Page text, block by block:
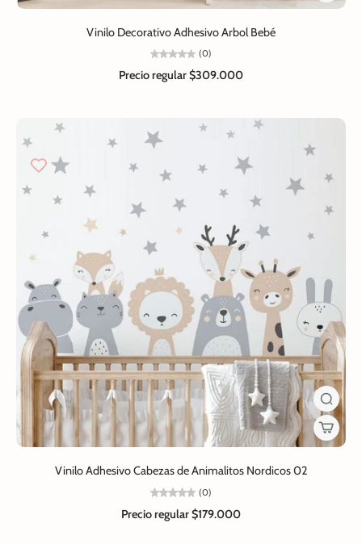
Vinilo Decorativo Adhesivo Arbol Bebé
(0)
Precio regular$309.000
Vinilo Adhesivo Cabezas de Animalitos Nordicos 02
(0)
Precio regular$179.000